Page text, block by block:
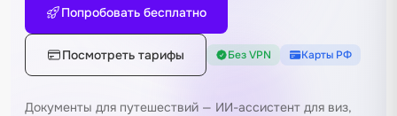
Попробовать бесплатно
Посмотреть тарифы Без VPN Карты РФ
Документы для путешествий — ИИ-ассистент для виз,